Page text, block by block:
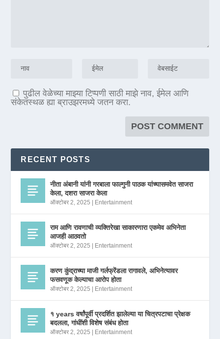
पुढील वेळेच्या माझ्या टिप्पणी साठी माझे नाव, ईमेल आणि
संकेतस्थळ ह्या ब्राउझरमध्ये जतन करा.
RECENT POSTS
नीता अंबानी यांनी गरबाला फाल्गुनी पाठक यांच्यासमवेत साजरा
केला, दशरा साजरा केला
ऑक्टोबर 2, 2025 | Entertainment
राम आणि रावणाची व्यक्तिरेखा साकारणारा एकमेव अभिनेता
आजही आठवतो
ऑक्टोबर 2, 2025 | Entertainment
करण कुंद्राच्या माजी गर्लफ्रेंडला रागावले, अभिनेत्यावर
फसवणूक केल्याचा आरोप होता
ऑक्टोबर 2, 2025 | Entertainment
१ years वर्षांपूर्वी प्रदर्शित झालेल्या या चित्रपटाचा प्रेक्षक
बदलला, गांधींशी विशेष संबंध होता
ऑक्टोबर 2, 2025 | Entertainment